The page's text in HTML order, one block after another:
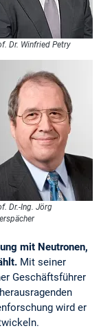
Dr. Winfried Petry
Dr.-Ing. Jörg
mit Neutronen,
Mit seiner
Geschäftsführer
wird er